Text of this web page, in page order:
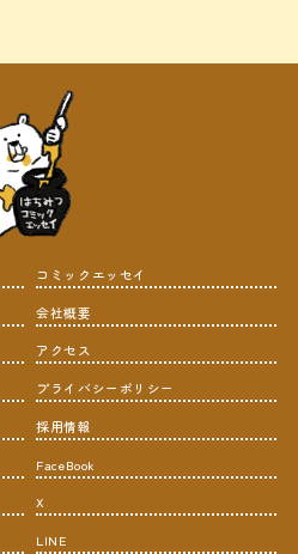
コミックエッセイ
会社概要
アクセス
プライバシーポリシー
採用情報
FaceBook
X
LINE